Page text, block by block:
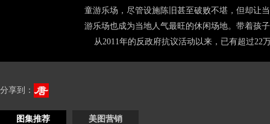
童游乐场，尽管设施陈旧甚至破败不堪，但却让
游乐场也成为当地人气最旺的休闲场地。带着孩
从2011年的反政府抗议活动以来，已有超过22
分享到：
图集推荐 美图营销